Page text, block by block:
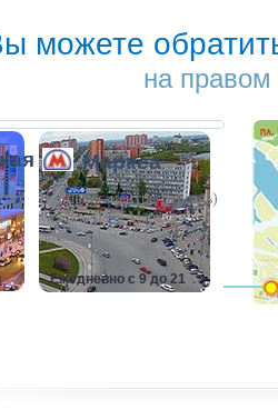
можете
на правом
Маркса
(в Бизнес-центре Версаль)
ул. Площадь Маркса
дом 3, офис 504
Ежедневно с 9 до 21